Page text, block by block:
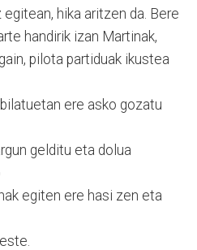
hika aritzen da. Bere
handirik izan Martinak,
pilota partiduak ikustea
ere asko gozatu
gelditu eta dolua
egiten ere hasi zen eta